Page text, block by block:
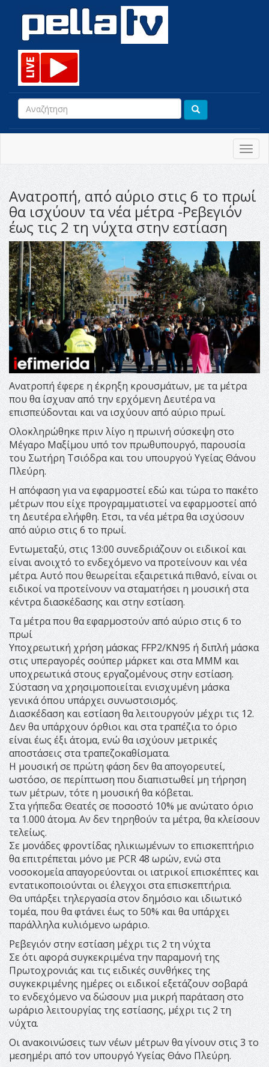
Ανατροπή, από αύριο στις 6 το πρωί
θα ισχύουν τα νέα μέτρα -Ρεβεγιόν
έως τις 2 τη νύχτα στην εστίαση
Ανατροπή έφερε η έκρηξη κρουσμάτων, με τα μέτρα
που θα ίσχυαν από την ερχόμενη Δευτέρα να
επισπεύδονται και να ισχύουν από αύριο πρωί.
Ολοκληρώθηκε πριν λίγο η πρωινή σύσκεψη στο
Μέγαρο Μαξίμου υπό τον πρωθυπουργό, παρουσία
του Σωτήρη Τσιόδρα και του υπουργού Υγείας Θάνου
Πλεύρη.
Η απόφαση για να εφαρμοστεί εδώ και τώρα το πακέτο
μέτρων που είχε προγραμματιστεί να εφαρμοστεί από
τη Δευτέρα ελήφθη. Ετσι, τα νέα μέτρα θα ισχύσουν
από αύριο στις 6 το πρωί.
Εντωμεταξύ, στις 13:00 συνεδριάζουν οι ειδικοί και
είναι ανοιχτό το ενδεχόμενο να προτείνουν και νέα
μέτρα. Αυτό που θεωρείται εξαιρετικά πιθανό, είναι οι
ειδικοί να προτείνουν να σταματήσει η μουσική στα
κέντρα διασκέδασης και στην εστίαση.
Τα μέτρα που θα εφαρμοστούν από αύριο στις 6 το
πρωί
Υποχρεωτική χρήση μάσκας FFP2/KN95 ή διπλή μάσκα
στις υπεραγορές σούπερ μάρκετ και στα ΜΜΜ και
υποχρεωτικά στους εργαζομένους στην εστίαση.
Σύσταση να χρησιμοποιείται ενισχυμένη μάσκα
γενικά όπου υπάρχει συνωστσισμός.
Διασκέδαση και εστίαση θα λειτουργούν μέχρι τις 12.
Δεν θα υπάρχουν όρθιοι και στα τραπέζια το όριο
είναι έως έξι άτομα, ενώ θα ισχύουν μετρικές
αποστάσεις στα τραπεζοκαθίσματα.
H μουσική σε πρώτη φάση δεν θα απογορευτεί,
ωστόσο, σε περίπτωση που διαπιστωθεί μη τήρηση
των μέτρων, τότε η μουσική θα κόβεται.
Στα γήπεδα: Θεατές σε ποσοστό 10% με ανώτατο όριο
τα 1.000 άτομα. Αν δεν τηρηθούν τα μέτρα, θα κλείσουν
τελείως.
Σε μονάδες φροντίδας ηλικιωμένων το επισκεπτήριο
θα επιτρέπεται μόνο με PCR 48 ωρών, ενώ στα
νοσοκομεία απαγορεύονται οι ιατρικοί επισκέπτες και
εντατικοποιούνται οι έλεγχοι στα επισκεπτήρια.
Θα υπάρξει τηλεργασία στον δημόσιο και ιδιωτικό
τομέα, που θα φτάνει έως το 50% και θα υπάρχει
παράλληλα κυλιόμενο ωράριο.
Ρεβεγιόν στην εστίαση μέχρι τις 2 τη νύχτα
Σε ότι αφορά συγκεκριμένα την παραμονή της
Πρωτοχρονιάς και τις ειδικές συνθήκες της
συγκεκριμένης ημέρες οι ειδικοί εξετάζουν σοβαρά
το ενδεχόμενο να δώσουν μια μικρή παράταση στο
ωράριο λειτουργίας της εστίασης, μέχρι τις 2 τη
νύχτα.
Οι ανακοινώσεις των νέων μέτρων θα γίνουν στις 3 το
μεσημέρι από τον υπουργό Υγείας Θάνο Πλεύρη.